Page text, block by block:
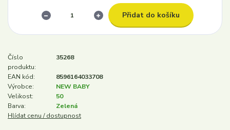
Přidat do košíku
Číslo
produktu:
35268
EAN kód:
8596164033708
Výrobce:
NEW BABY
Velikost:
50
Barva:
Zelená
Hlídat cenu / dostupnost